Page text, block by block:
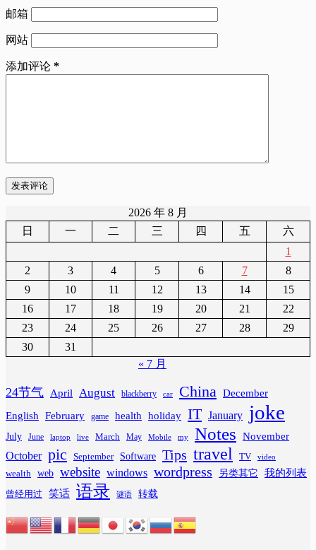
邮箱
网站
添加评论 *
发表评论
2026 年 8 月
日
一 二 三 四 五
六
1
2
3 4 5 6 7
8
9
10 11 12 13 14
15
16
17 18 19 20 21
22
23
24 25 26 27 28
29
30
31
« 7 月
24节气 April August blackberry car China
December
English
February game health holiday IT January joke
July June laptop live March May Mobile my Notes November
October pic September Software Tips travel TV video
wealth web website windows wordpress 另类其它 我的列表
曾经用过 笑话 语录 谜语 转载